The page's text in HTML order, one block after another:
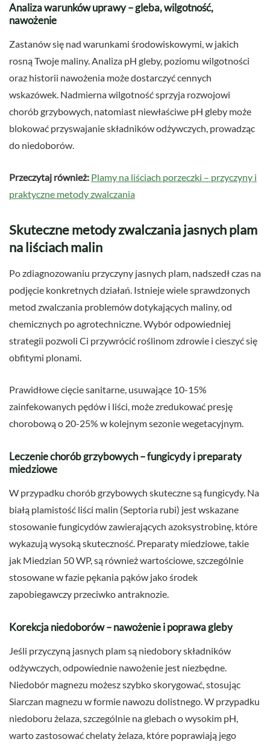
Analiza warunków uprawy – gleba, wilgotność,
nawożenie
Zastanów się nad warunkami środowiskowymi, w jakich
rosną Twoje maliny. Analiza pH gleby, poziomu wilgotności
oraz historii nawożenia może dostarczyć cennych
wskazówek. Nadmierna wilgotność sprzyja rozwojowi
chorób grzybowych, natomiast niewłaściwe pH gleby może
blokować przyswajanie składników odżywczych, prowadząc
do niedoborów.
Przeczytaj również: Plamy na liściach porzeczki – przyczyny i
praktyczne metody zwalczania
Skuteczne metody zwalczania jasnych plam
na liściach malin
Po zdiagnozowaniu przyczyny jasnych plam, nadszedł czas na
podjęcie konkretnych działań. Istnieje wiele sprawdzonych
metod zwalczania problemów dotykających maliny, od
chemicznych po agrotechniczne. Wybór odpowiedniej
strategii pozwoli Ci przywrócić roślinom zdrowie i cieszyć się
obfitymi plonami.
Prawidłowe cięcie sanitarne, usuwające 10-15%
zainfekowanych pędów i liści, może zredukować presję
chorobową o 20-25% w kolejnym sezonie wegetacyjnym.
Leczenie chorób grzybowych – fungicydy i preparaty
miedziowe
W przypadku chorób grzybowych skuteczne są fungicydy. Na
białą plamistość liści malin (Septoria rubi) jest wskazane
stosowanie fungicydów zawierających azoksystrobinę, które
wykazują wysoką skuteczność. Preparaty miedziowe, takie
jak Miedzian 50 WP, są również wartościowe, szczególnie
stosowane w fazie pękania pąków jako środek
zapobiegawczy przeciwko antraknozie.
Korekcja niedoborów – nawożenie i poprawa gleby
Jeśli przyczyną jasnych plam są niedobory składników
odżywczych, odpowiednie nawożenie jest niezbędne.
Niedobór magnezu możesz szybko skorygować, stosując
Siarczan magnezu w formie nawozu dolistnego. W przypadku
niedoboru żelaza, szczególnie na glebach o wysokim pH,
warto zastosować chelaty żelaza, które poprawiają jego